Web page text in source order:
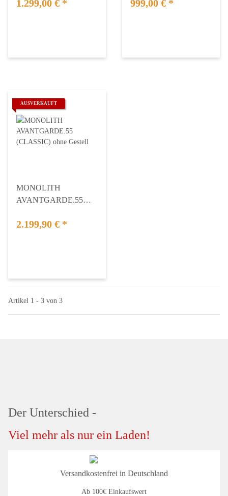
1.299,00 € * 999,00 € *
AUSVERKAUFT
MONOLITH
AVANTGARDE.55
2.199,90 € *
Artikel 1 - 3 von 3
Der Unterschied -
Viel mehr als nur ein Laden!
Versandkostenfrei in Deutschland
Ab 100€ Einkaufswert